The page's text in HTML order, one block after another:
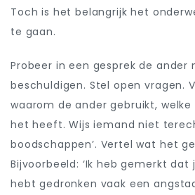
Toch is het belangrijk het
te gaan.
Probeer in een gesprek de ander
beschuldigen. Stel open vragen.
waarom de ander gebruikt,
het heeft. Wijs iemand niet
boodschappen’. Vertel wat het
Bijvoorbeeld: ‘Ik heb gemerkt
hebt gedronken vaak een